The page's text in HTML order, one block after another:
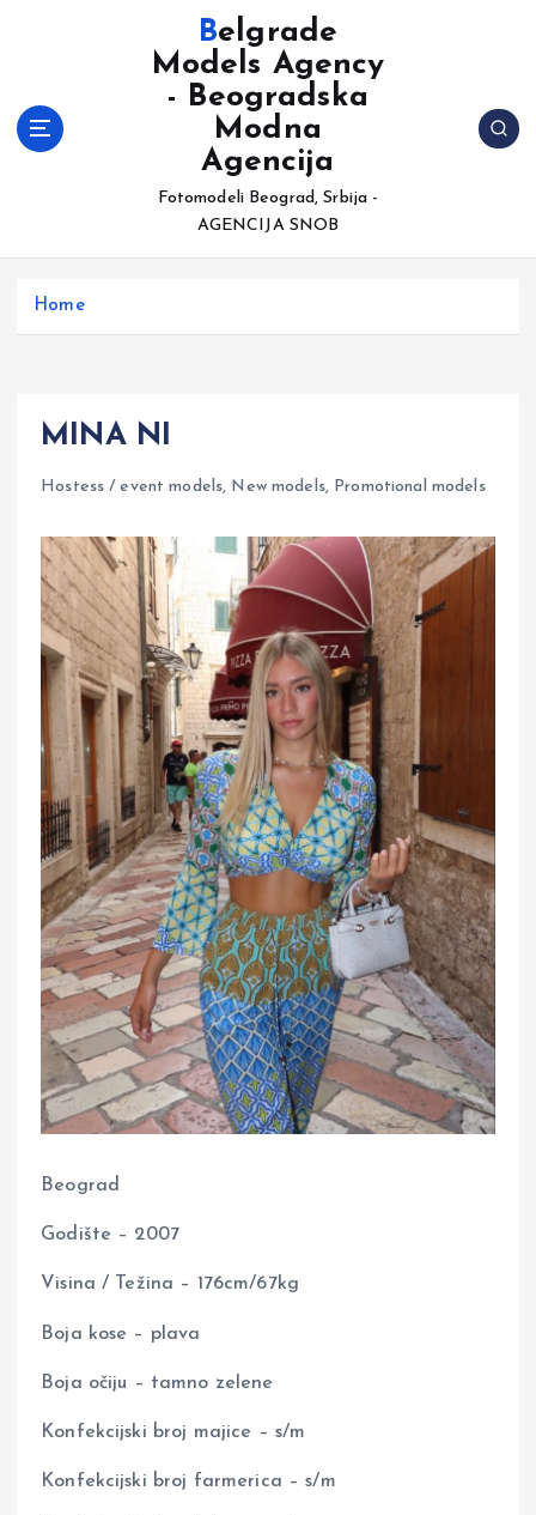
t
Belgrade
Models Agency
- Beogradska
Modna
Agencija
Fotomodeli Beograd, Srbija -
AGENCIJA SNOB
Home
MINA NI
Hostess / event models, New models, Promotional models
Beograd
Godište – 2007
Visina / Težina – 176cm/67kg
Boja kose – plava
Boja očiju – tamno zelene
Konfekcijski broj majice – s/m
Konfekcijski broj farmerica – s/m